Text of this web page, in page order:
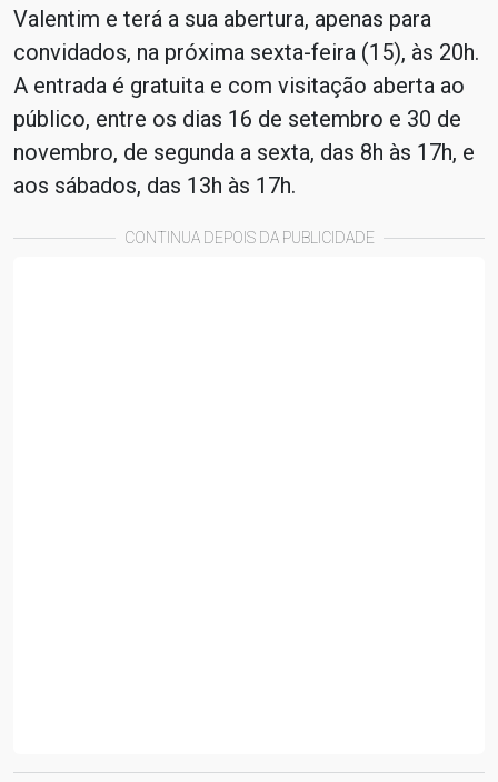
Valentim e terá a sua abertura, apenas para
convidados, na próxima sexta-feira (15), às 20h.
A entrada é gratuita e com visitação aberta ao
público, entre os dias 16 de setembro e 30 de
novembro, de segunda a sexta, das 8h às 17h, e
aos sábados, das 13h às 17h.
CONTINUA DEPOIS DA PUBLICIDADE